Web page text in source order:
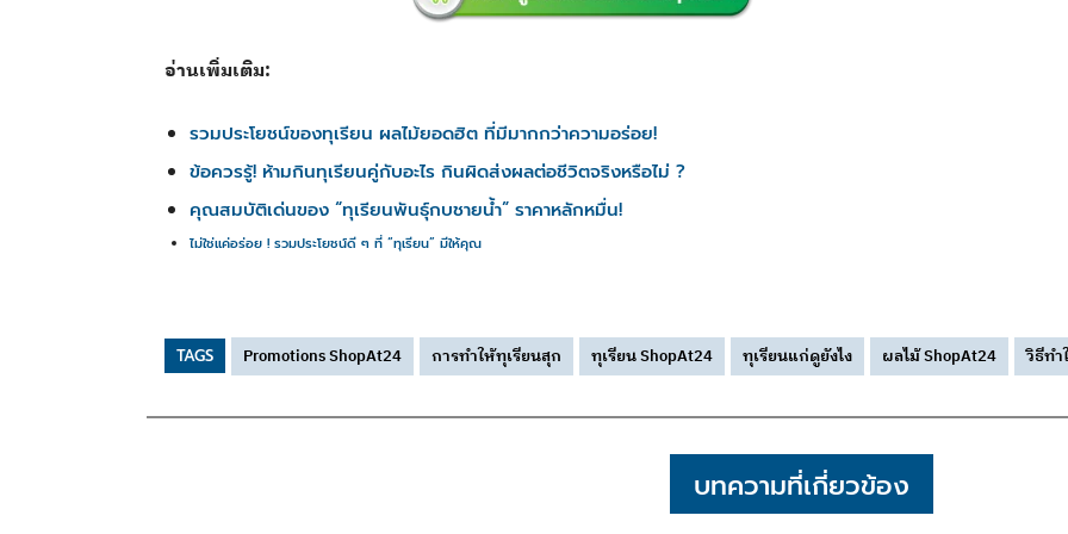
อ่านเพิ่มเติม:
รวมประโยชน์ของทุเรียน ผลไม้ยอดฮิต ที่มีมากกว่าความอร่อย!
ข้อควรรู้! ห้ามกินทุเรียนคู่กับอะไร กินผิดส่งผลต่อชีวิตจริงหรือไม่ ?
คุณสมบัติเด่นของ “ทุเรียนพันธุ์กบชายน้ำ” ราคาหลักหมื่น!
ไม่ใช่แค่อร่อย ! รวมประโยชน์ดี ๆ ที่ “ทุเรียน” มีให้คุณ
TAGS Promotions ShopAt24 การทำให้ทุเรียนสุก ทุเรียน ShopAt24 ทุเรียนแก่ดูยังไง ผลไม้ ShopAt24 วิธีทำ
บทความที่เกี่ยวข้อง